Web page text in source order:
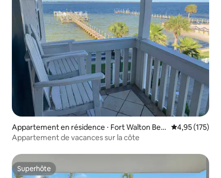
Appartement en résidence ⋅ Fort Walton Bea
ch
Évaluation
4,95 (175)
Appartement de vacances sur la côte
Superhôte
Superhôte